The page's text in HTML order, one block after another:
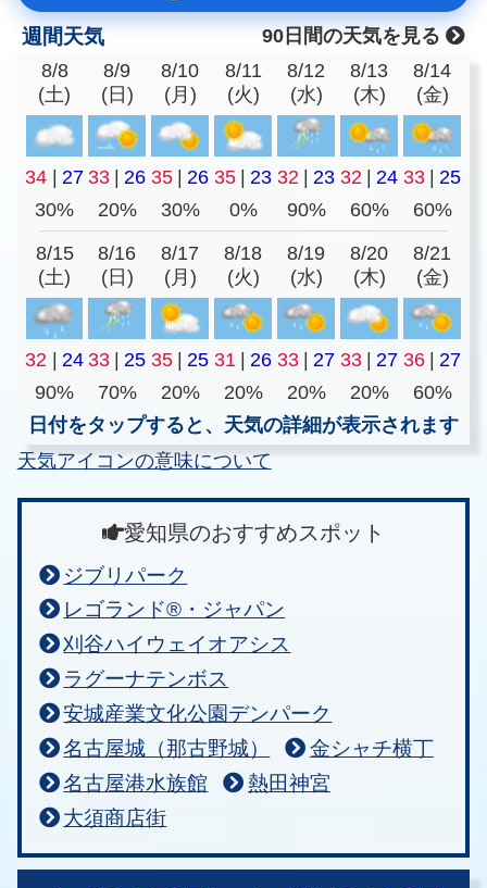
週間天気
90日間の天気を見る
8/8
(土)
8/9
(日)
8/10
(月)
8/11
(火)
8/12
(水)
8/13
(木)
8/14
(金)
34 | 27 33 | 26 35 | 26 35 | 23 32 | 23 32 | 24 33 | 25
30%
20% 30% 0% 90% 60% 60%
8/15
(土)
8/16
(日)
8/17
(月)
8/18
(火)
8/19
(水)
8/20
(木)
8/21
(金)
32 | 24 33 | 25 35 | 25 31 | 26 33 | 27 33 | 27 36 | 27
90%
70% 20% 20% 20% 20%
60%
日付をタップすると、天気の詳細が表示されます
天気アイコンの意味について
愛知県のおすすめスポット
ジブリパーク
レゴランド®・ジャパン
刈谷ハイウェイオアシス
ラグーナテンボス
安城産業文化公園デンパーク
名古屋城（那古野城）
金シャチ横丁
名古屋港水族館
熱田神宮
大須商店街